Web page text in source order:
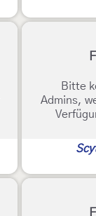
Bitte
Admins,